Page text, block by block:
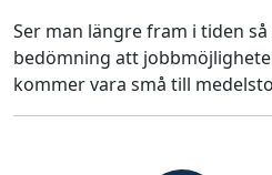
Ser man längre fram i tiden
bedömning att
kommer vara små till